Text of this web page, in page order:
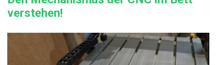
verstehen!